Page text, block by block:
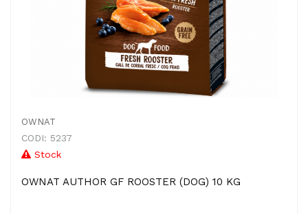
OWNAT
CODI: 5237
Stock
OWNAT AUTHOR GF ROOSTER (DOG) 10 KG